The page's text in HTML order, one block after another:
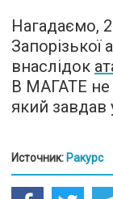
Нагадаємо,
Запорізької
внаслідок
В МАГАТЕ не
який завдав
Источник: Ракурс